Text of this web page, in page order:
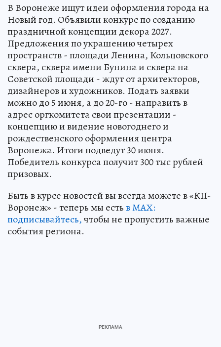
В Воронеже ищут идеи оформления города на
Новый год. Объявили конкурс по созданию
праздничной концепции декора 2027.
Предложения по украшению четырех
пространств - площади Ленина, Кольцовского
сквера, сквера имени Бунина и сквера на
Советской площади - ждут от архитекторов,
дизайнеров и художников. Подать заявки
можно до 5 июня, а до 20-го - направить в
адрес оргкомитета свои презентации -
концепцию и видение новогоднего и
рождественского оформления центра
Воронежа. Итоги подведут 30 июня.
Победитель конкурса получит 300 тыс рублей
призовых.
Быть в курсе новостей вы всегда можете в «КП-
Воронеж» - теперь мы естьв МАХ:
подписывайтесь,чтобы не пропустить важные
события региона.